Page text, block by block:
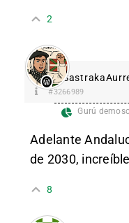
2
#3266989
Gurú
Adelante
de 2030,
8